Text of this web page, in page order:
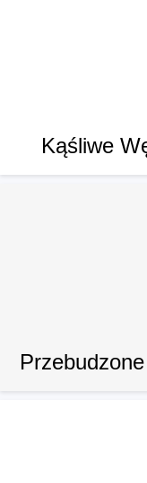
Kąśliwe